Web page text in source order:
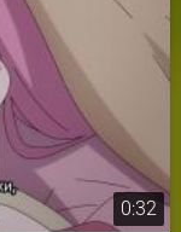
0:32